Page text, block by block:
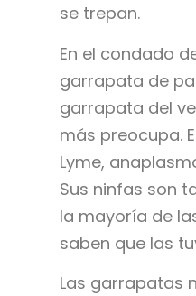
se trepan.
En el condado
garrapata de
garrapata del
más preocupa.
Lyme,
Sus ninfas son
la mayoría de
saben que las
Las garrapatas